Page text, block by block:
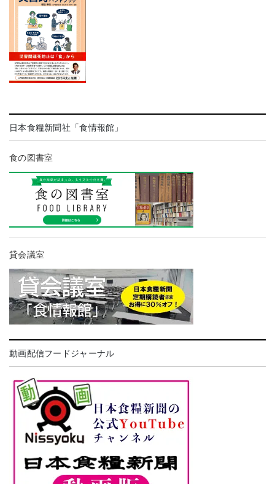
日本食糧新聞社「食情報館」
食の図書室
貸会議室
動画配信フードジャーナル